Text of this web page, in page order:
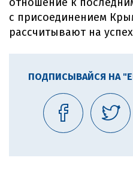
с присоединением
рассчитывают на
ПОДПИСЫВАЙСЯ НА